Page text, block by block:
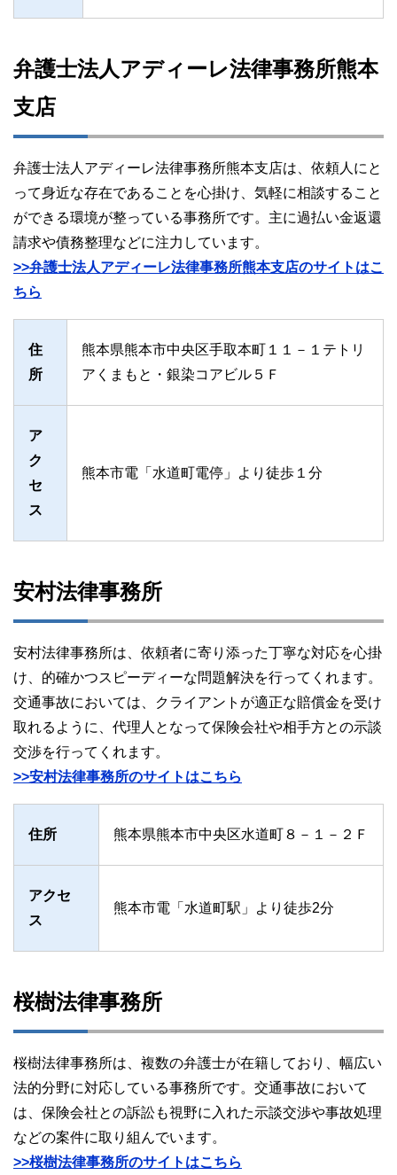
弁護士法人アディーレ法律事務所熊本
支店
弁護士法人アディーレ法律事務所熊本支店は、依頼人にと
って身近な存在であることを心掛け、気軽に相談すること
ができる環境が整っている事務所です。主に過払い金返還
請求や債務整理などに注力しています。
>>弁護士法人アディーレ法律事務所熊本支店のサイトはこ
ちら
住
所
熊本県熊本市中央区手取本町１１－１テトリ
アくまもと・銀染コアビル５Ｆ
ア
ク
セ
ス
熊本市電「水道町電停」より徒歩１分
安村法律事務所
安村法律事務所は、依頼者に寄り添った丁寧な対応を心掛
け、的確かつスピーディーな問題解決を行ってくれます。
交通事故においては、クライアントが適正な賠償金を受け
取れるように、代理人となって保険会社や相手方との示談
交渉を行ってくれます。
>>安村法律事務所のサイトはこちら
住所 熊本県熊本市中央区水道町８－１－２Ｆ
アクセ
ス
熊本市電「水道町駅」より徒歩2分
桜樹法律事務所
桜樹法律事務所は、複数の弁護士が在籍しており、幅広い
法的分野に対応している事務所です。交通事故において
は、保険会社との訴訟も視野に入れた示談交渉や事故処理
などの案件に取り組んでいます。
>>桜樹法律事務所のサイトはこちら